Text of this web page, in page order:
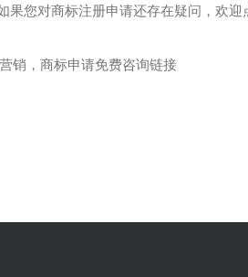
果您对商标注册申请还存在疑问，欢迎
销，商标申请免费咨询链接